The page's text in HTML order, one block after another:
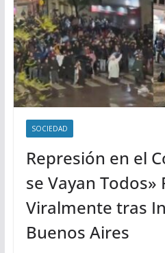
SOCIEDAD
Represión en el
se Vayan Todos»
Viralmente tras
Buenos Aires